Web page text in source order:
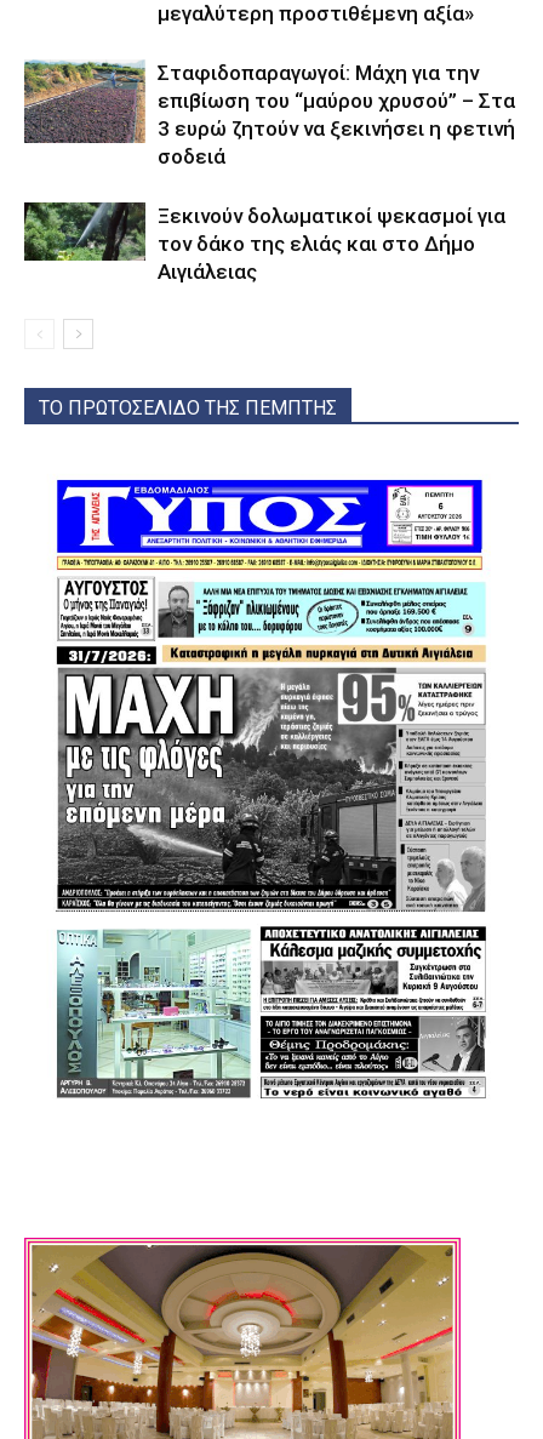
μεγαλύτερη προστιθέμενη αξία»
Σταφιδοπαραγωγοί: Μάχη για την
επιβίωση του “μαύρου χρυσού” – Στα
3 ευρώ ζητούν να ξεκινήσει η φετινή
σοδειά
Ξεκινούν δολωματικοί ψεκασμοί για
τον δάκο της ελιάς και στο Δήμο
Αιγιάλειας
ΤΟ ΠΡΩΤΟΣΕΛΙΔΟ ΤΗΣ ΠΕΜΠΤΗΣ